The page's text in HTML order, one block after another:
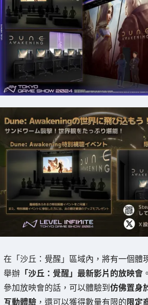
在「沙丘：覺醒」區域內，將有一個體
舉辦 「沙丘：覺醒」最新影片的放映會 。
參加放映會的話，可以體驗到仿佛置身
互動體驗 ，還可以獲得數量有限的限定